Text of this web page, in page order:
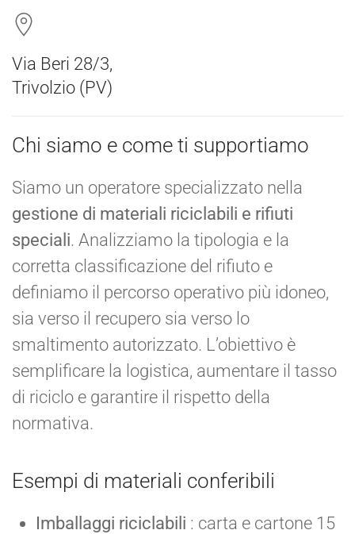
Via Beri 28/3,
Trivolzio (PV)
Chi siamo e come ti supportiamo
Siamo un operatore specializzato nella
gestione di materiali riciclabili e rifiuti
speciali. Analizziamo la tipologia e la
corretta classificazione del rifiuto e
definiamo il percorso operativo più idoneo,
sia verso il recupero sia verso lo
smaltimento autorizzato. L’obiettivo è
semplificare la logistica, aumentare il tasso
di riciclo e garantire il rispetto della
normativa.
Esempi di materiali conferibili
Imballaggi riciclabili : carta e cartone 15